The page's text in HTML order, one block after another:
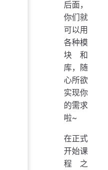
后面，
你们就
可以用
各种模
块和
库，随
心所欲
实现你
的需求
啦~
在正式
开始课
程之